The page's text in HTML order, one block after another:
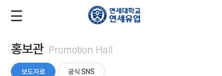
회
회
사
☰
홍보관 Promotion Hall
보도자료 공식 SNS